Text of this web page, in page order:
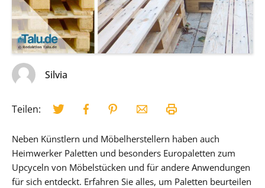
Silvia
Teilen:
Neben Künstlern und Möbelherstellern haben auch
Heimwerker Paletten und besonders Europaletten zum
Upcyceln von Möbelstücken und für andere Anwendungen
für sich entdeckt. Erfahren Sie alles, um Paletten beurteilen